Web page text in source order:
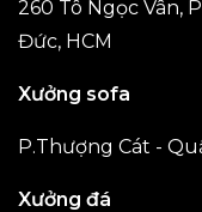
260 Tô Ngọc Vân,
Đức, HCM
Xưởng sofa
P.Thượng Cát -
Xưởng đá